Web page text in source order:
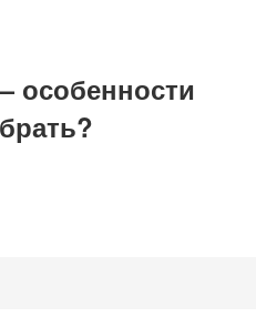
особенности